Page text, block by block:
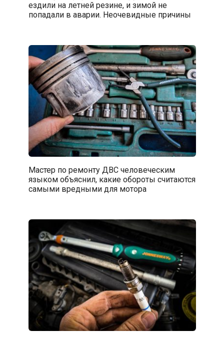
ездили на летней резине, и зимой не
попадали в аварии. Неочевидные причины
Мастер по ремонту ДВС человеческим
языком объяснил, какие обороты считаются
самыми вредными для мотора